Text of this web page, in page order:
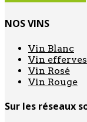
NOS VINS
Vin Blanc
Vin
Vin Rosé
Vin Rouge
Sur les réseaux